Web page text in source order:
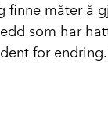
finne måter å
som har
for